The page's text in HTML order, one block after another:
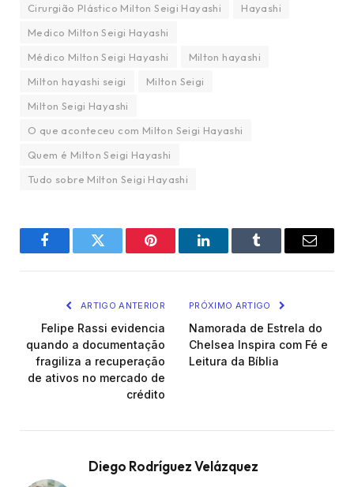
Cirurgião Plástico Milton Seigi Hayashi
Hayashi
Medico Milton Seigi Hayashi
Médico Milton Seigi Hayashi
Milton hayashi
Milton hayashi seigi
Milton Seigi
Milton Seigi Hayashi
O que aconteceu com Milton Seigi Hayashi
Quem é Milton Seigi Hayashi
Tudo sobre Milton Seigi Hayashi
FacebookTwitter Pinterest LinkedInTumblr Email
ARTIGO ANTERIOR
Felipe Rassi evidencia
quando a documentação
fragiliza a recuperação
de ativos no mercado de
crédito
PRÓXIMO ARTIGO
Namorada de Estrela do
Chelsea Inspira com Fé e
Leitura da Bíblia
Diego Rodríguez Velázquez